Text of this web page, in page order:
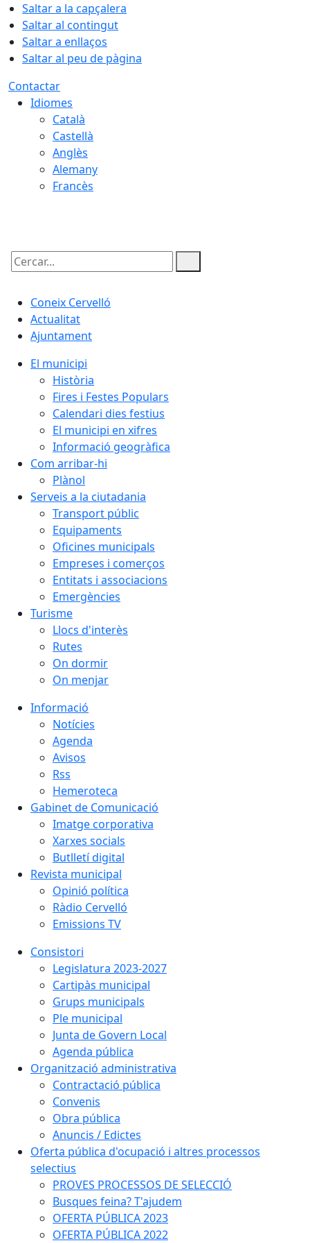
Saltar a la capçalera
Saltar al contingut
Saltar a enllaços
Saltar al peu de pàgina
Contactar
Idiomes
Català
Castellà
Anglès
Alemany
Francès
Cercar:
Coneix Cervelló
Actualitat
Ajuntament
El municipi
Història
Fires i Festes Populars
Calendari dies festius
El municipi en xifres
Informació geogràfica
Com arribar-hi
Plànol
Serveis a la ciutadania
Transport públic
Equipaments
Oficines municipals
Empreses i comerços
Entitats i associacions
Emergències
Turisme
Llocs d'interès
Rutes
On dormir
On menjar
Informació
Notícies
Agenda
Avisos
Rss
Hemeroteca
Gabinet de Comunicació
Imatge corporativa
Xarxes socials
Butlletí digital
Revista municipal
Opinió política
Ràdio Cervelló
Emissions TV
Consistori
Legislatura 2023-2027
Cartipàs municipal
Grups municipals
Ple municipal
Junta de Govern Local
Agenda pública
Organització administrativa
Contractació pública
Convenis
Obra pública
Anuncis / Edictes
Oferta pública d'ocupació i altres processos
selectius
PROVES PROCESSOS DE SELECCIÓ
Busques feina? T'ajudem
OFERTA PÚBLICA 2023
OFERTA PÚBLICA 2022